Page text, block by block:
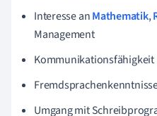
Interesse anMathematik,
Management
Kommunikationsfähigkeit
Umgang mit